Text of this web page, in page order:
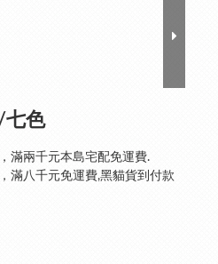
七色
滿兩千元本島宅配免運費.
滿八千元免運費,黑貓貨到付款